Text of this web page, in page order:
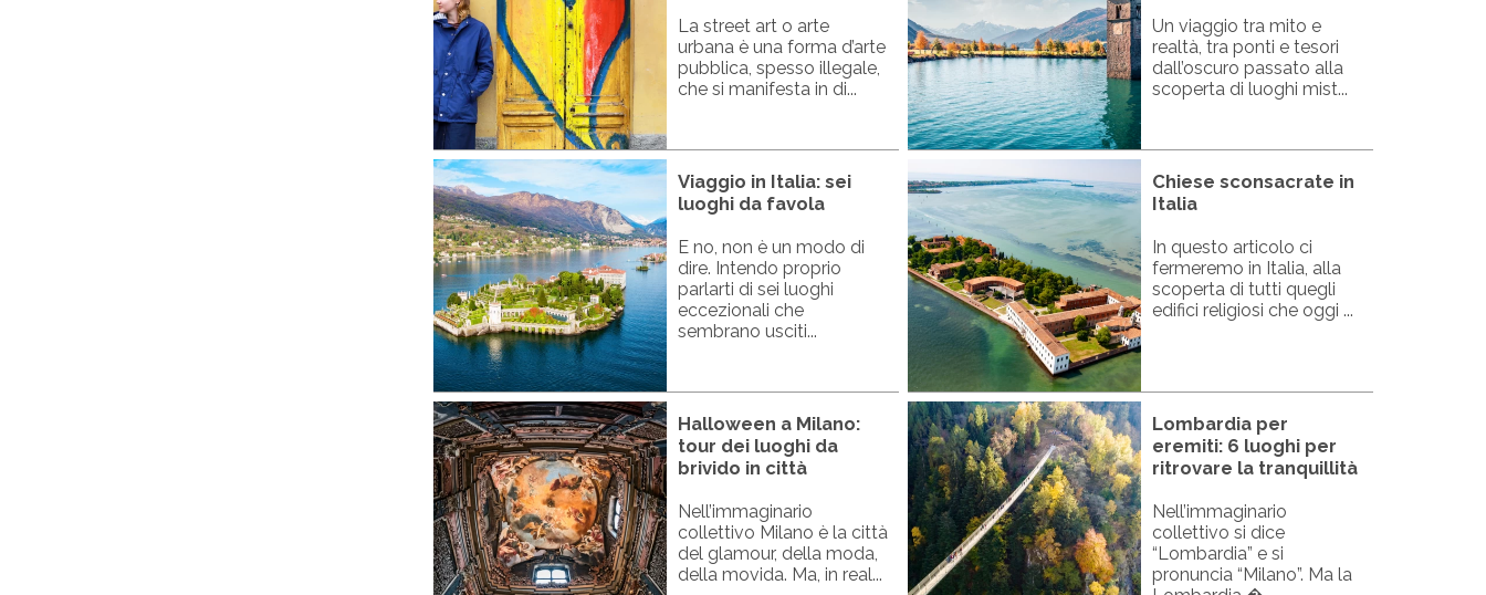
La street art o arte
urbana è una forma d’arte
pubblica, spesso illegale,
che si manifesta in di...
Un viaggio tra mito e
realtà, tra ponti e tesori
dall’oscuro passato alla
scoperta di luoghi mist...
Viaggio in Italia: sei
luoghi da favola
E no, non è un modo di
dire. Intendo proprio
parlarti di sei luoghi
eccezionali che
sembrano usciti...
Chiese sconsacrate in
Italia
In questo articolo ci
fermeremo in Italia, alla
scoperta di tutti quegli
edifici religiosi che oggi ...
Halloween a Milano:
tour dei luoghi da
brivido in città
Nell’immaginario
collettivo Milano è la città
del glamour, della moda,
della movida. Ma, in real...
Lombardia per
eremiti: 6 luoghi per
ritrovare la tranquillità
Nell’immaginario
collettivo si dice
“Lombardia” e si
pronuncia “Milano”. Ma la